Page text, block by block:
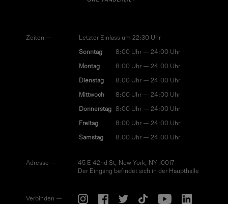
Zeiten — Letzter Einlass um 22:30 Uhr
Sonntag 8:00 Uhr — 24:00 Uhr
Montag 8:00 Uhr — 24:00 Uhr
Dienstag 8:00 Uhr — 24:00 Uhr
Mittwoch 8:00 Uhr — 24:00 Uhr
Donnerstag 8:00 Uhr — 24:00 Uhr
Freitag 8:00 Uhr — 24:00 Uhr
Samstag 8:00 Uhr — 24:00 Uhr
Adresse —
45 E 42nd St, New York, NY 10017
Der Eingang befindet sich in der Haupthalle
Verbinden —